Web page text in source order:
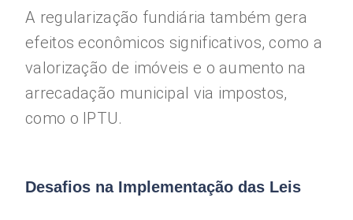
A regularização fundiária também gera
efeitos econômicos significativos, como a
valorização de imóveis e o aumento na
arrecadação municipal via impostos,
como o IPTU.
Desafios na Implementação das Leis